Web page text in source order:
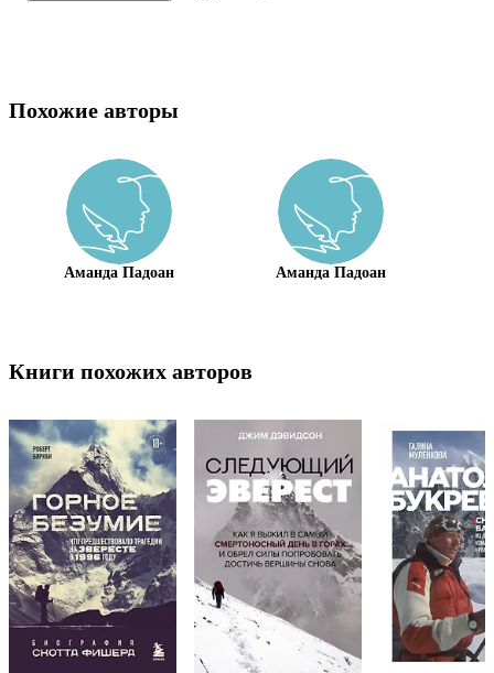
Похожие авторы
Аманда Падоан Аманда Падоан
Книги похожих авторов